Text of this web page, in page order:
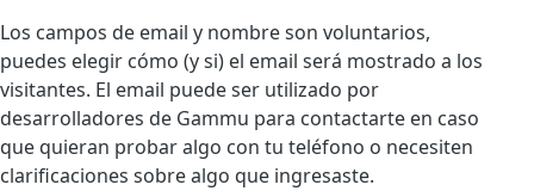
Los campos de email y nombre son voluntarios,
puedes elegir cómo (y si) el email será mostrado a los
visitantes. El email puede ser utilizado por
desarrolladores de Gammu para contactarte en caso
que quieran probar algo con tu teléfono o necesiten
clarificaciones sobre algo que ingresaste.